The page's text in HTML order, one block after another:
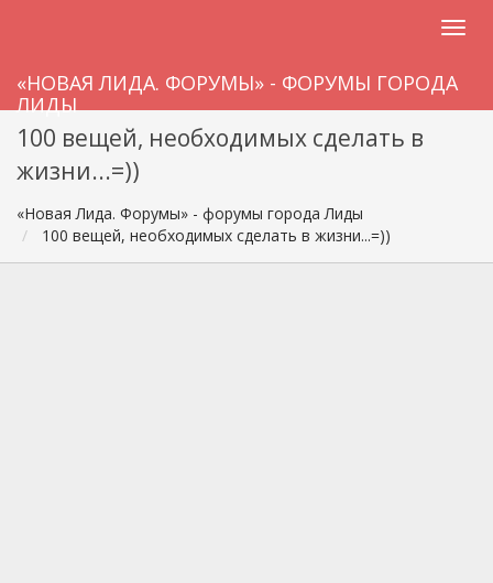
«НОВАЯ ЛИДА. ФОРУМЫ» - ФОРУМЫ ГОРОДА
ЛИДЫ
100 вещей, необходимых сделать в
жизни...=))
«Новая Лида. Форумы» - форумы города Лиды
100 вещей, необходимых сделать в жизни...=))